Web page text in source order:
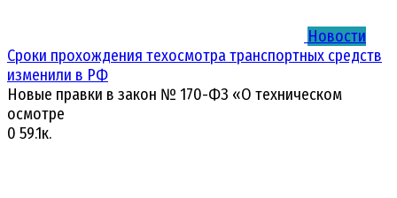
Новости
Сроки прохождения техосмотра транспортных средств
изменили в РФ
Новые правки в закон № 170-ФЗ «О техническом
осмотре
0 59.1к.